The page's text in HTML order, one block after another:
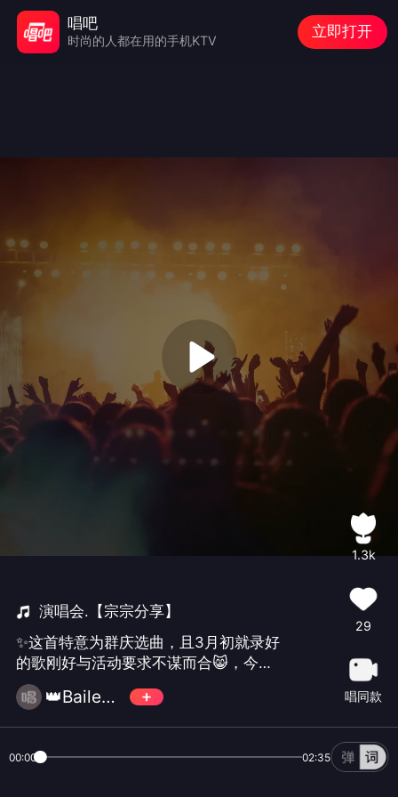
演唱会.【宗宗分享】
✨这首特意为群庆选曲，且3月初就录好
的歌刚好与活动要求不谋而合😸，今日
大舞台，赤橙黄绿『青』蓝紫🌈#炫彩馨
空，闪耀你我# ✨1分30秒还不够太醒
目？那最后一句的改词🉑听好了👉🏻▶️“仍
是『蓝色馨空』开演唱会不多废话”✨4️⃣
👑Bailey@宗
1.3k
29
唱同款
00:00 02:35
唱吧
时尚的人都在用的手机KTV
立即打开